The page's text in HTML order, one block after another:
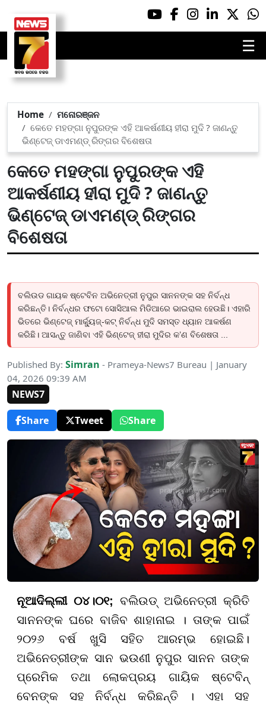
☰
Home
ମନୋରଞ୍ଜନ
କେତେ ମହଙ୍ଗା ନୁପୁରଙ୍କ ଏହି ଆକର୍ଷଣୀୟ ହୀରା ମୁଦି ? ଜାଣନ୍ତୁ
ଭିଣ୍ଟେଜ୍ ଡାଏମଣ୍ଡ୍ ରିଙ୍ଗର ବିଶେଷତା
କେତେ ମହଙ୍ଗା ନୁପୁରଙ୍କ ଏହି
ଆକର୍ଷଣୀୟ ହୀରା ମୁଦି ? ଜାଣନ୍ତୁ
ଭିଣ୍ଟେଜ୍ ଡାଏମଣ୍ଡ୍ ରିଙ୍ଗର
ବିଶେଷତା
ବଲିଉଡ ଗାୟକ ଷ୍ଟେବିନ ଅଭିନେତ୍ରୀ ନୁପୁର ସାନନଙ୍କ ସହ ନିର୍ବନ୍ଧ
କରିଛନ୍ତି। ନିର୍ବନ୍ଧର ଫଟୋ ସୋସିଆଲ ମିଡିଆରେ ଭାଇରାଲ ହେଉଛି। ଏହାରି
ଭିତରେ ଭିଣ୍ଟେଜ୍ ମାର୍କ୍ୟୁଜ୍-କଟ୍ ନିର୍ବନ୍ଧ ମୁଦି ସମସ୍ତ ଧ୍ୟାନ ଆକର୍ଷଣ
କରିଛି। ଆସନ୍ତୁ ଜାଣିବା ଏହି ଭିଣ୍ଟେଜ୍ ହୀରା ମୁଦିର କ’ଣ ବିଶେଷତା ...
Published By: Simran - Prameya-News7 Bureau | January
04, 2026 09:39 AM
NEWS7
Share
Tweet Share
ନୂଆଦିଲ୍ଲୀ ୦୪।୦୧; ବଲିଉଡ୍ ଅଭିନେତ୍ରୀ କ୍ରିତି
ସାନନଙ୍କ ଘରେ ବାଜିବ ଶାହାନାଇ । ତାଙ୍କ ପାଇଁ
୨୦୨୬ ବର୍ଷ ଖୁସି ସହିତ ଆରମ୍ଭ ହୋଇଛି।
ଅଭିନେତ୍ରୀଙ୍କ ସାନ ଭଉଣୀ ନୁପୁର ସାନନ ତାଙ୍କ
ପ୍ରେମିକ ତଥା ଲୋକପ୍ରୟ ଗାୟିକ ଷ୍ଟେବିନ୍
ବେନଙ୍କ ସହ ନିର୍ବନ୍ଧ କରିଛନ୍ତି । ଏହା ସହ